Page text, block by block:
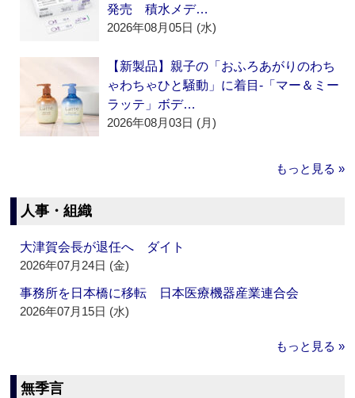
発売 積水メデ…
2026年08月05日 (水)
【新製品】親子の「おふろあがりのわち
ゃわちゃひと騒動」に着目‐「マー＆ミー
ラッテ」ボデ…
2026年08月03日 (月)
もっと見る »
人事・組織
大津賀会長が退任へ ダイト
2026年07月24日 (金)
事務所を日本橋に移転 日本医療機器産業連合会
2026年07月15日 (水)
もっと見る »
無季言